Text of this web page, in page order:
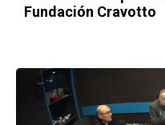
Fundación Cravotto